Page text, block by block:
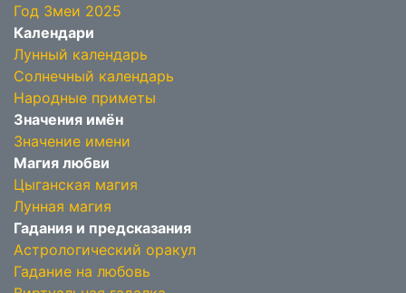
Год Змеи 2025
Календари
Лунный календарь
Солнечный календарь
Народные приметы
Значения имён
Значение имени
Магия любви
Цыганская магия
Лунная магия
Гадания и предсказания
Астрологический оракул
Гадание на любовь